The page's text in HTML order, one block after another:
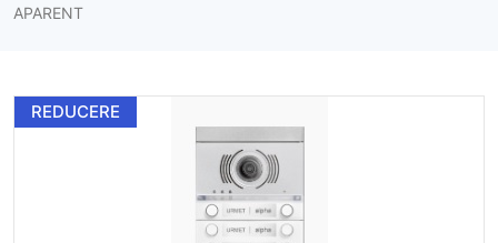
APARENT
REDUCERE